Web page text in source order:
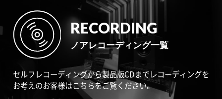
RECORDING
ノアレコーディング一覧
セルフレコーディングから製品版CDまでレコーディングを
お考えのお客様はこちらをご覧ください。